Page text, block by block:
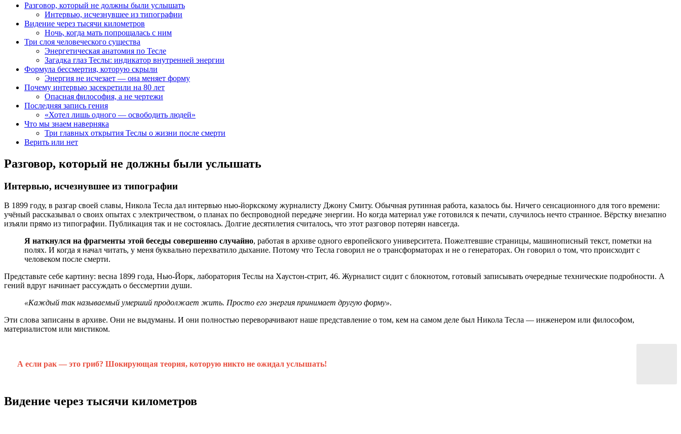
Разговор, который не должны были услышать
Интервью, исчезнувшее из типографии
Видение через тысячи километров
Ночь, когда мать попрощалась с ним
Три слоя человеческого существа
Энергетическая анатомия по Тесле
Загадка глаз Теслы: индикатор внутренней энергии
Формула бессмертия, которую скрыли
Энергия не исчезает — она меняет форму
Почему интервью засекретили на 80 лет
Опасная философия, а не чертежи
Последняя запись гения
«Хотел лишь одного — освободить людей»
Что мы знаем наверняка
Три главных открытия Теслы о жизни после смерти
Верить или нет
Разговор, который не должны были услышать
Интервью, исчезнувшее из типографии
В 1899 году, в разгар своей славы, Никола Тесла дал интервью нью-йоркскому журналисту Джону Смиту. Обычная рутинная работа, казалось бы. Ничего сенсационного для того времени:
учёный рассказывал о своих опытах с электричеством, о планах по беспроводной передаче энергии. Но когда материал уже готовился к печати, случилось нечто странное. Вёрстку внезапно
изъяли прямо из типографии. Публикация так и не состоялась. Долгие десятилетия считалось, что этот разговор потерян навсегда.
Я наткнулся на фрагменты этой беседы совершенно случайно, работая в архиве одного европейского университета. Пожелтевшие страницы, машинописный текст, пометки на
полях. И когда я начал читать, у меня буквально перехватило дыхание. Потому что Тесла говорил не о трансформаторах и не о генераторах. Он говорил о том, что происходит с
человеком после смерти.
Представьте себе картину: весна 1899 года, Нью-Йорк, лаборатория Теслы на Хаустон-стрит, 46. Журналист сидит с блокнотом, готовый записывать очередные технические подробности. А
гений вдруг начинает рассуждать о бессмертии души.
«Каждый так называемый умерший продолжает жить. Просто его энергия принимает другую форму».
Эти слова записаны в архиве. Они не выдуманы. И они полностью переворачивают наше представление о том, кем на самом деле был Никола Тесла — инженером или философом,
материалистом или мистиком.
А если рак — это гриб? Шокирующая теория, которую никто не ожидал услышать!
Видение через тысячи километров